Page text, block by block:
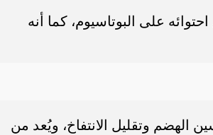
على البوتاسيوم، كما أنه
الهضم وتقليل الانتفاخ، ويُعد من